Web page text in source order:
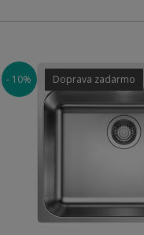
Veľká základná vanička
Prídavná vanička na
V balení so sifónom –
- 10% Doprava zadarmo